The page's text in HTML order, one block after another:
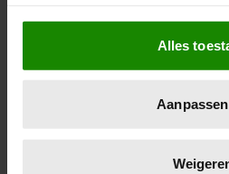
Als u het toestaat, willen we ook
Informatie verzamelen
locatie, die tot een paar
scannen op specifieke
verwerkt en stel uw voorkeuren
Alles
Aanpassen